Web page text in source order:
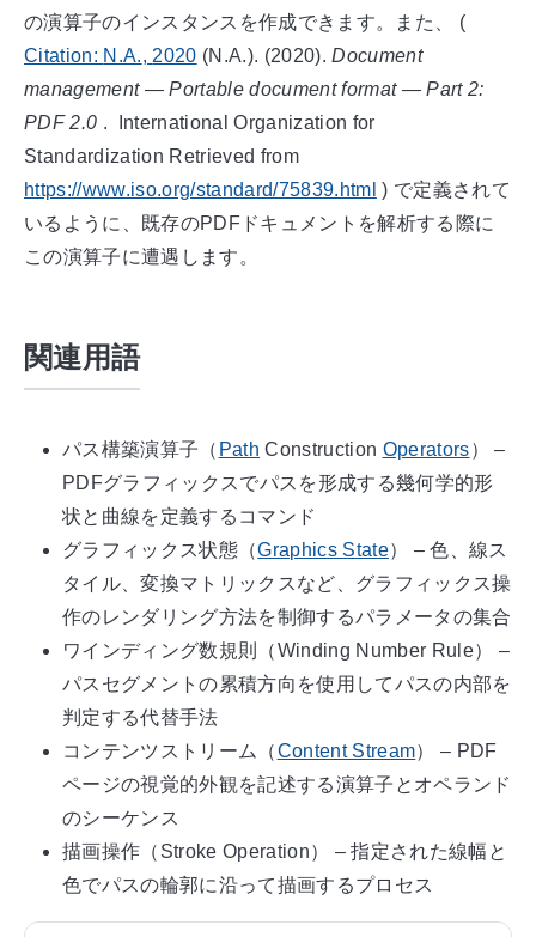
の演算子のインスタンスを作成できます。また、 (
Citation: N.A., 2020 (N.A.). (2020).Document
management — Portable document format — Part 2:
PDF 2.0 .
International Organization for
Standardization Retrieved from
https://www.iso.org/standard/75839.html ) で定義されて
いるように、既存のPDFドキュメントを解析する際に
この演算子に遭遇します。
関連用語
パス構築演算子（ Path Construction Operators） –
PDFグラフィックスでパスを形成する幾何学的形
状と曲線を定義するコマンド
グラフィックス状態（Graphics State） – 色、線ス
タイル、変換マトリックスなど、グラフィックス操
作のレンダリング方法を制御するパラメータの集合
ワインディング数規則（Winding Number Rule） –
パスセグメントの累積方向を使用してパスの内部を
判定する代替手法
コンテンツストリーム（Content Stream） – PDF
ページの視覚的外観を記述する演算子とオペランド
のシーケンス
描画操作（Stroke Operation） – 指定された線幅と
色でパスの輪郭に沿って描画するプロセス